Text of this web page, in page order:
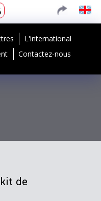
L'international
Contactez-nous
de